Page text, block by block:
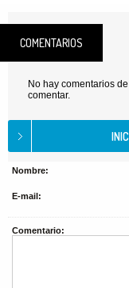
COMENTARIOS
No hay comentarios
comentar.
Nombre:
E-mail:
Comentario: